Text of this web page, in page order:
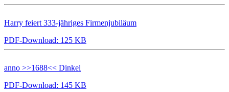
Harry feiert 333-jähriges Firmenjubiläum
PDF-Download: 125 KB
anno >>1688<< Dinkel
PDF-Download: 145 KB